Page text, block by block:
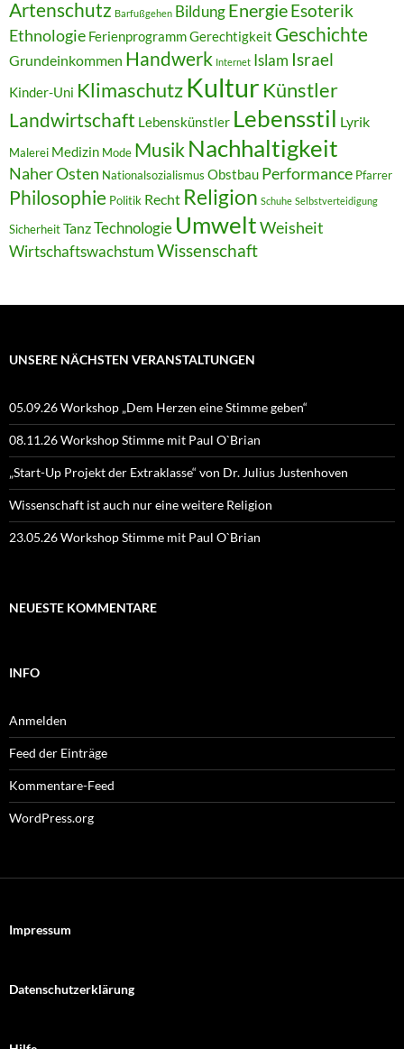
Artenschutz Barfußgehen BildungEnergieEsoterik
Ethnologie FerienprogrammGerechtigkeit Geschichte
Grundeinkommen Handwerk Internet Islam Israel
Kinder-Uni KlimaschutzKultur Künstler
Landwirtschaft Lebenskünstler Lebensstil Lyrik
Malerei Medizin Mode MusikNachhaltigkeit
Naher Osten Nationalsozialismus Obstbau Performance Pfarrer
Philosophie Politik Recht Religion Schuhe Selbstverteidigung
SicherheitTanzTechnologie UmweltWeisheit
WirtschaftswachstumWissenschaft
UNSERE NÄCHSTEN VERANSTALTUNGEN
05.09.26 Workshop „Dem Herzen eine Stimme geben“
08.11.26 Workshop Stimme mit Paul O`Brian
„Start-Up Projekt der Extraklasse“ von Dr. Julius Justenhoven
Wissenschaft ist auch nur eine weitere Religion
23.05.26 Workshop Stimme mit Paul O`Brian
NEUESTE KOMMENTARE
INFO
Anmelden
Feed der Einträge
Kommentare-Feed
WordPress.org
Impressum
Datenschutzerklärung